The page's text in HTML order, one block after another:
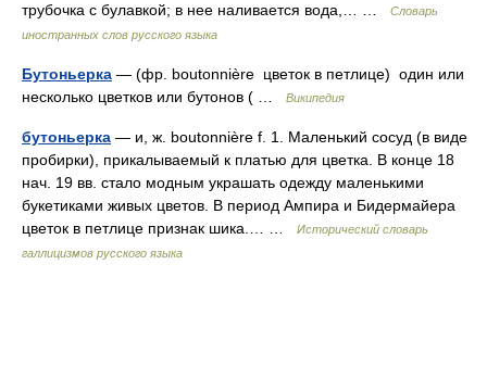
трубочка с булавкой; в нее наливается вода,… …
Словарь
иностранных слов русского языка
Бутоньерка — (фр. boutonnière цветок в петлице) один или
несколько цветков или бутонов ( …
Википедия
бутоньерка — и, ж. boutonnière f. 1. Маленький сосуд (в виде
пробирки), прикалываемый к платью для цветка. В конце 18
нач. 19 вв. стало модным украшать одежду маленькими
букетиками живых цветов. В период Ампира и Бидермайера
цветок в петлице признак шика.… …
Исторический словарь
галлицизмов русского языка